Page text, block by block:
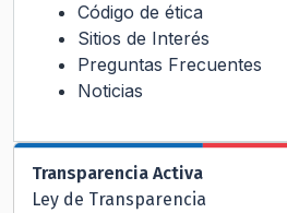
Código de ética
Sitios de Interés
Preguntas Frecuentes
Noticias
Transparencia Activa
Ley de Transparencia